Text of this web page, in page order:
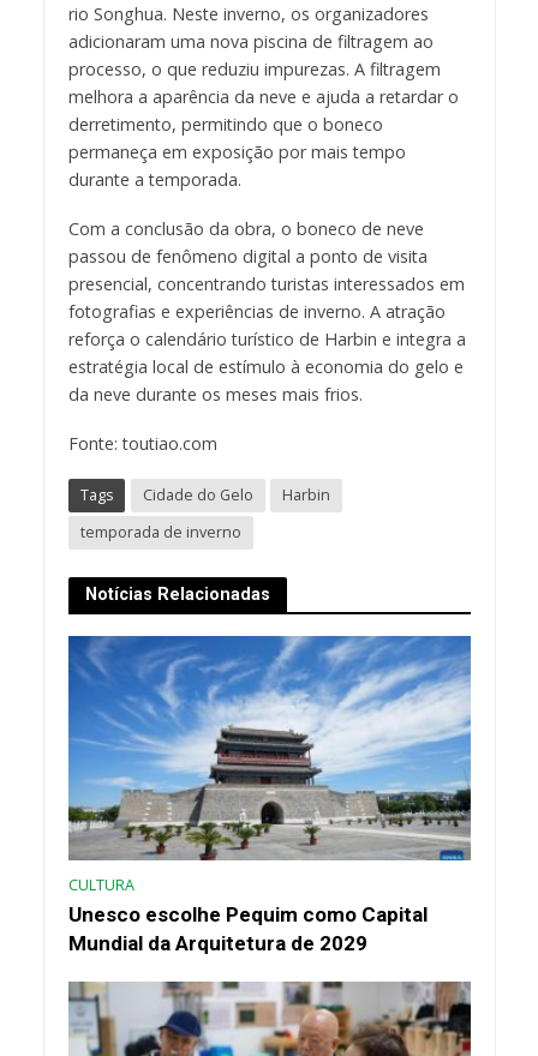
rio Songhua. Neste inverno, os organizadores
adicionaram uma nova piscina de filtragem ao
processo, o que reduziu impurezas. A filtragem
melhora a aparência da neve e ajuda a retardar o
derretimento, permitindo que o boneco
permaneça em exposição por mais tempo
durante a temporada.
Com a conclusão da obra, o boneco de neve
passou de fenômeno digital a ponto de visita
presencial, concentrando turistas interessados em
fotografias e experiências de inverno. A atração
reforça o calendário turístico de Harbin e integra a
estratégia local de estímulo à economia do gelo e
da neve durante os meses mais frios.
Fonte: toutiao.com
Tags Cidade do Gelo
Harbin
temporada de inverno
Notícias Relacionadas
CULTURA
Unesco escolhe Pequim como Capital
Mundial da Arquitetura de 2029